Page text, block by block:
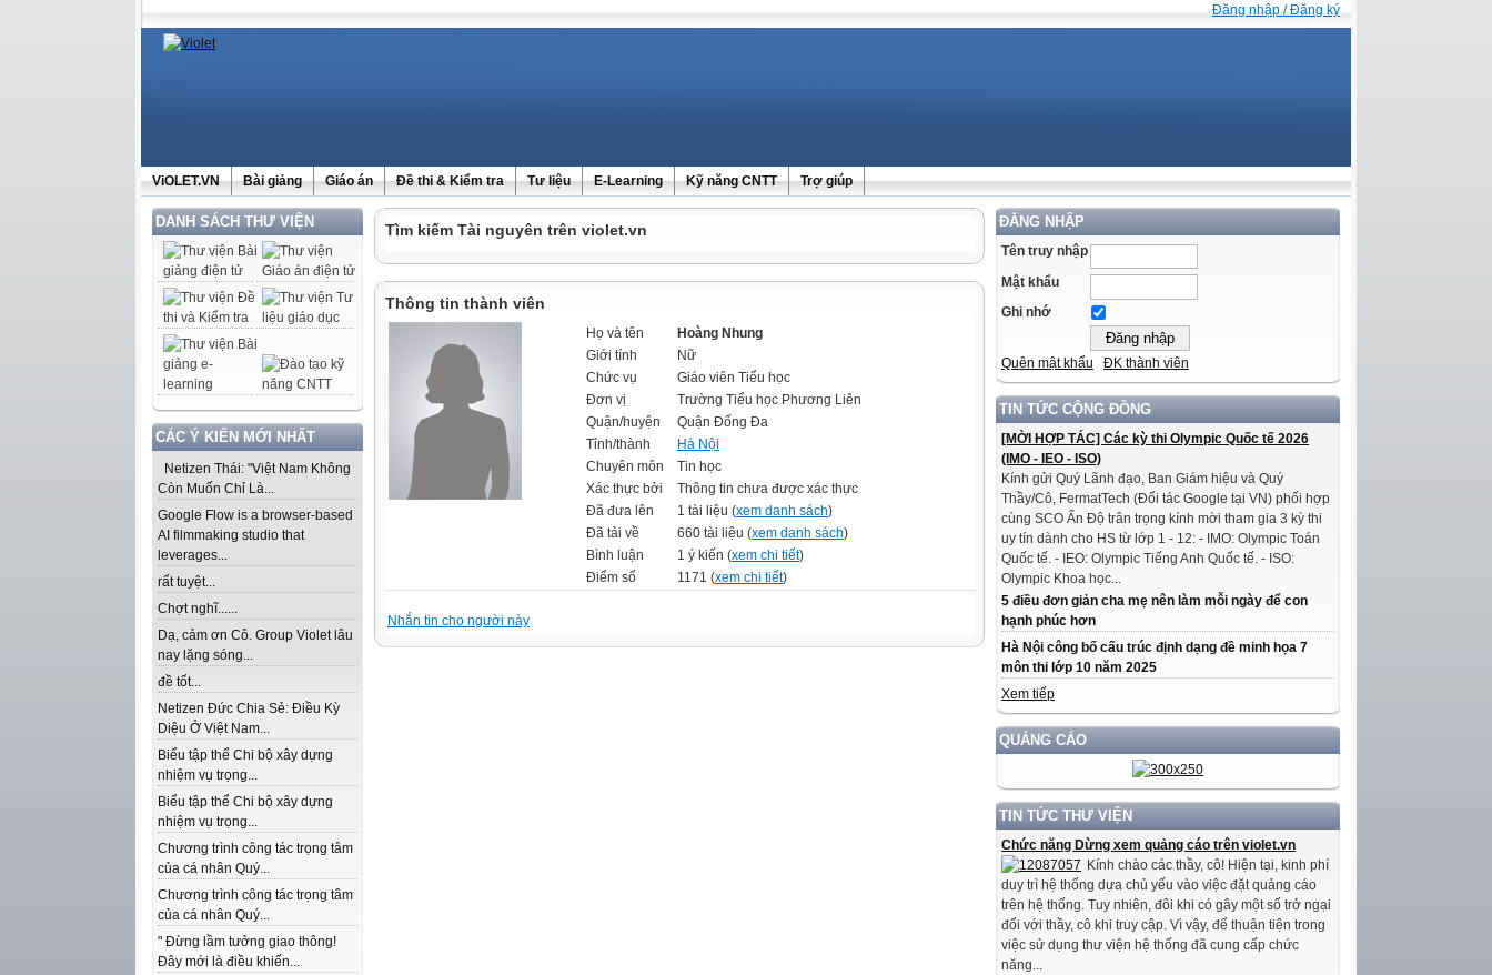
Đăng nhập / Đăng ký
ViOLET.VN Bài giảng Giáo án Đề thi & Kiểm tra Tư liệu E-Learning Kỹ năng CNTT Trợ giúp
DANH SÁCH THƯ VIỆN
CÁC Ý KIẾN MỚI NHẤT
Netizen Thái: "Việt Nam Không
Còn Muốn Chỉ Là...
Google Flow is a browser-based
AI filmmaking studio that
leverages...
rất tuyệt...
Chợt nghĩ......
Dạ, cảm ơn Cô. Group Violet lâu
nay lặng sóng...
đề tốt...
Netizen Đức Chia Sẻ: Điều Kỳ
Diệu Ở Việt Nam...
Biểu tập thể Chi bộ xây dựng
nhiệm vụ trọng...
Biểu tập thể Chi bộ xây dựng
nhiệm vụ trọng...
Chương trình công tác trọng tâm
của cá nhân Quý...
Chương trình công tác trọng tâm
của cá nhân Quý...
" Đừng lầm tưởng giao thông!
Đây mới là điều khiến...
ĐĂNG NHẬP
Tên truy nhập
Mật khẩu
Ghi nhớ
Quên mật khẩu ĐK thành viên
TIN TỨC CỘNG ĐỒNG
[MỜI HỢP TÁC] Các kỳ thi Olympic Quốc tế 2026
(IMO - IEO - ISO)
Kính gửi Quý Lãnh đạo, Ban Giám hiệu và Quý
Thầy/Cô, FermatTech (Đối tác Google tại VN) phối hợp
cùng SCO Ấn Độ trân trọng kính mời tham gia 3 kỳ thi
uy tín dành cho HS từ lớp 1 - 12: - IMO: Olympic Toán
Quốc tế. - IEO: Olympic Tiếng Anh Quốc tế. - ISO:
Olympic Khoa học...
5 điều đơn giản cha mẹ nên làm mỗi ngày để con
hạnh phúc hơn
Hà Nội công bố cấu trúc định dạng đề minh họa 7
môn thi lớp 10 năm 2025
Xem tiếp
QUẢNG CÁO
TIN TỨC THƯ VIỆN
Chức năng Dừng xem quảng cáo trên violet.vn
Kính chào các thầy, cô! Hiện tại, kinh phí
duy trì hệ thống dựa chủ yếu vào việc đặt quảng cáo
trên hệ thống. Tuy nhiên, đôi khi có gây một số trở ngại
đối với thầy, cô khi truy cập. Vì vậy, để thuận tiện trong
việc sử dụng thư viện hệ thống đã cung cấp chức
năng...
Tìm kiếm Tài nguyên trên violet.vn
Thông tin thành viên
Họ và tên
Hoàng Nhung
Giới tính
Nữ
Chức vụ
Giáo viên Tiểu học
Đơn vị
Trường Tiểu học Phương Liên
Quận/huyện
Quận Đống Đa
Tỉnh/thành
Hà Nội
Chuyên môn
Tin học
Xác thực bởi
Thông tin chưa được xác thực
Đã đưa lên
1 tài liệu (xem danh sách)
Đã tải về
660 tài liệu (xem danh sách)
Bình luận
1 ý kiến (xem chi tiết)
Điểm số
1171 (xem chi tiết)
Nhắn tin cho người này